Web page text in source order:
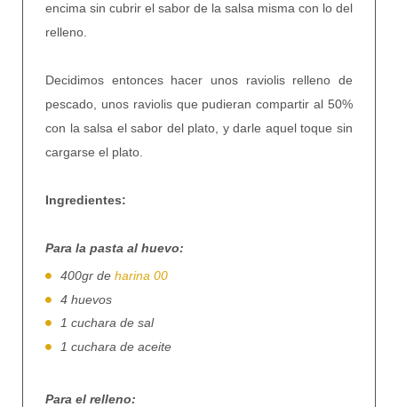
encima sin cubrir el sabor de la salsa misma con lo del
relleno.
Decidimos entonces hacer unos raviolis relleno de
pescado, unos raviolis que pudieran compartir al 50%
con la salsa el sabor del plato, y darle aquel toque sin
cargarse el plato.
Ingredientes:
Para la pasta al huevo:
400gr de harina 00
4 huevos
1 cuchara de sal
1 cuchara de aceite
Para el relleno: